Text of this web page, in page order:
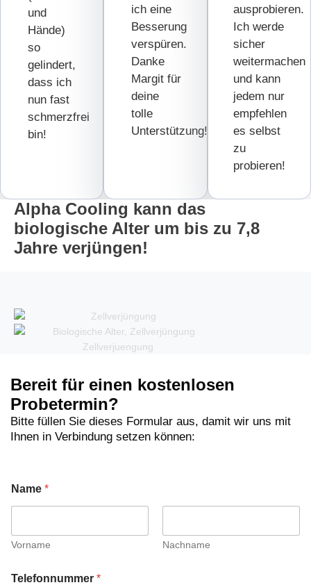
und
Hände)
so
gelindert,
dass ich
nun fast
schmerzfrei
bin!
ich eine
Besserung
verspüren.
Danke
Margit für
deine
tolle
Unterstützung!
ausprobieren.
Ich werde
sicher
weitermachen
und kann
jedem nur
empfehlen
es selbst
zu
probieren!
Alpha Cooling kann das
biologische Alter um bis zu 7,8
Jahre verjüngen!
Bereit für einen kostenlosen
Probetermin?
Bitte füllen Sie dieses Formular aus, damit wir uns mit
Ihnen in Verbindung setzen können:
Name *
Vorname Nachname
Telefonnummer *